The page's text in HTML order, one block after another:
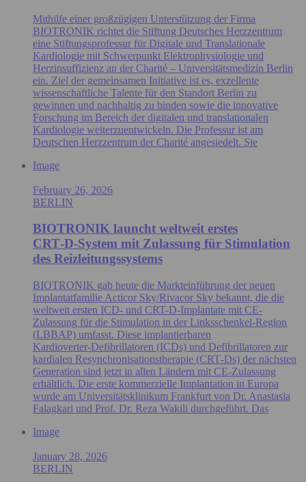
Mithilfe einer großzügigen Unterstützung der Firma
BIOTRONIK richtet die Stiftung Deutsches Herzzentrum
eine Stiftungsprofessur für Digitale und Translationale
Kardiologie mit Schwerpunkt Elektrophysiologie und
Herzinsuffizienz an der Charité – Universitätsmedizin Berlin
ein. Ziel der gemeinsamen Initiative ist es, exzellente
wissenschaftliche Talente für den Standort Berlin zu
gewinnen und nachhaltig zu binden sowie die innovative
Forschung im Bereich der digitalen und translationalen
Kardiologie weiterzuentwickeln. Die Professur ist am
Deutschen Herzzentrum der Charité angesiedelt. Sie
Image
February 26, 2026
BERLIN
BIOTRONIK launcht weltweit erstes
CRT‑D‑System mit Zulassung für Stimulation
des Reizleitungssystems
BIOTRONIK gab heute die Markteinführung der neuen
Implantatfamilie Acticor Sky/Rivacor Sky bekannt, die die
weltweit ersten ICD- und CRT-D-Implantate mit CE-
Zulassung für die Stimulation in der Linksschenkel-Region
(LBBAP) umfasst. Diese implantierbaren
Kardioverter‑Defibrillatoren (ICDs) und Defibrillatoren zur
kardialen Resynchronisationstherapie (CRT‑Ds) der nächsten
Generation sind jetzt in allen Ländern mit CE‑Zulassung
erhältlich. Die erste kommerzielle Implantation in Europa
wurde am Universitätsklinikum Frankfurt von Dr. Anastasia
Falagkari und Prof. Dr. Reza Wakili durchgeführt. Das
Image
January 28, 2026
BERLIN